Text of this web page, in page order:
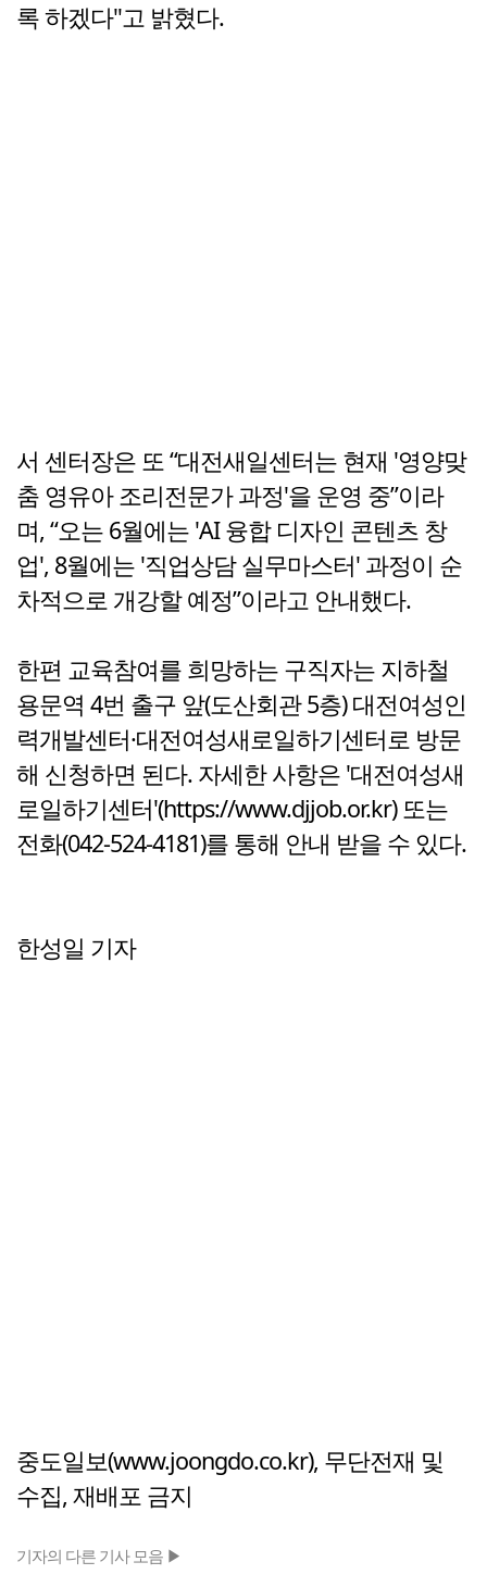
록 하겠다"고 밝혔다.
서 센터장은 또 “대전새일센터는 현재 '영양맞
춤 영유아 조리전문가 과정'을 운영 중”이라
며, “오는 6월에는 'AI 융합 디자인 콘텐츠 창
업', 8월에는 '직업상담 실무마스터' 과정이 순
차적으로 개강할 예정”이라고 안내했다.
한편 교육참여를 희망하는 구직자는 지하철
용문역 4번 출구 앞(도산회관 5층) 대전여성인
력개발센터·대전여성새로일하기센터로 방문
해 신청하면 된다. 자세한 사항은 '대전여성새
로일하기센터'(https://www.djjob.or.kr) 또는
전화(042-524-4181)를 통해 안내 받을 수 있다.
한성일 기자
중도일보(www.joongdo.co.kr), 무단전재 및
수집, 재배포 금지
기자의 다른 기사 모음 ▶